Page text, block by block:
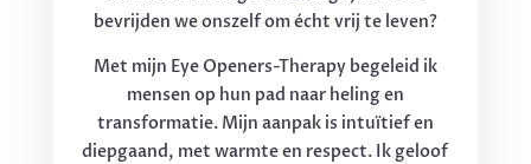
bevrijden we onszelf om écht vrij te leven?
Met mijn Eye Openers-Therapy begeleid ik
mensen op hun pad naar heling en
transformatie. Mijn aanpak is intuïtief en
diepgaand, met warmte en respect. Ik geloof